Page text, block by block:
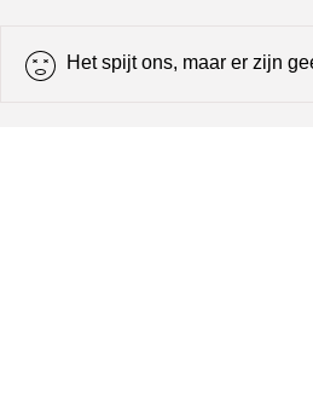
Het spijt ons, maar er zijn